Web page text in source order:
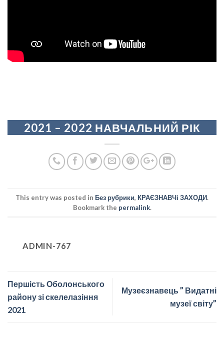
2021 – 2022 НАВЧАЛЬНИЙ РІК
“Земля – наш дім. Водна
This entry was posted in Без рубрики, КРАЄЗНАВЧі ЗАХОДИ.
Bookmark the permalink.
ADMIN-767
Першість Оболонського
району зі скелелазіння
2021
Музеєзнавець ” Видатні
музеї світу”